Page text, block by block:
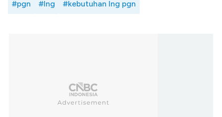
#pgn #lng #kebutuhan lng pgn